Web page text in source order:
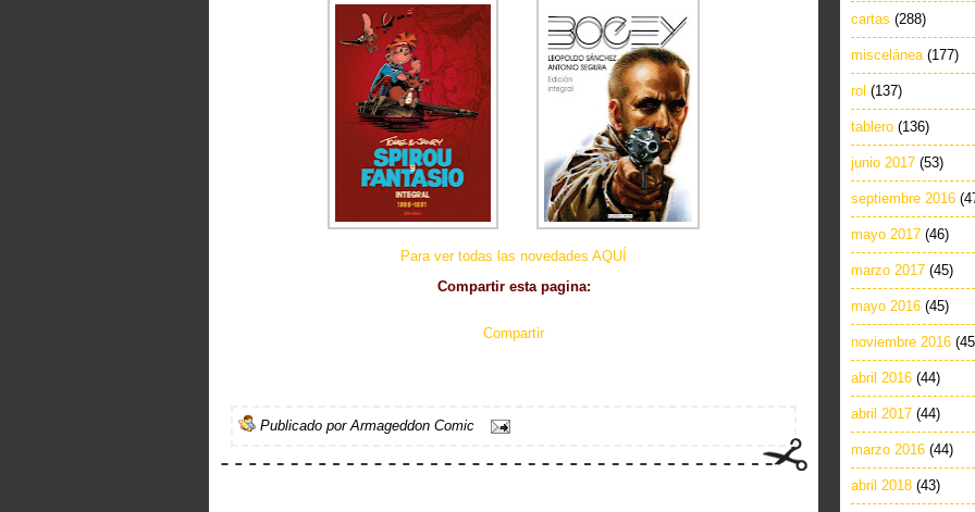
Para ver todas las novedades AQUÍ
Compartir esta pagina:
Compartir
Publicado porArmageddon Comic
cartas (288)
miscelánea (177)
rol (137)
tablero (136)
junio 2017 (53)
septiembre 2016
mayo 2017 (46)
marzo 2017 (45)
mayo 2016 (45)
noviembre 2016
abril 2016 (44)
abril 2017 (44)
marzo 2016 (44)
abril 2018 (43)